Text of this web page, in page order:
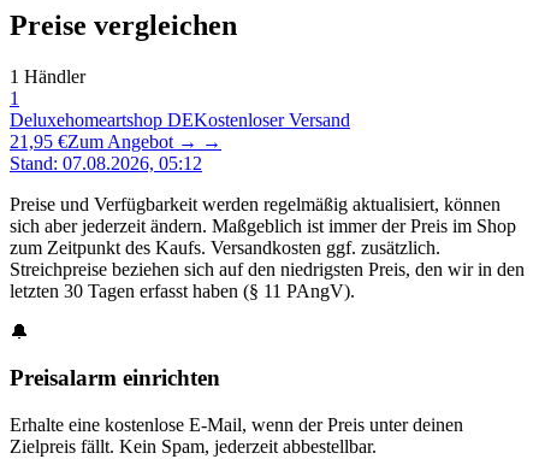
Preise vergleichen
1 Händler
1
Deluxehomeartshop DEKostenloser Versand
21,95 €Zum Angebot → →
Stand: 07.08.2026, 05:12
Preise und Verfügbarkeit werden regelmäßig aktualisiert, können
sich aber jederzeit ändern. Maßgeblich ist immer der Preis im Shop
zum Zeitpunkt des Kaufs. Versandkosten ggf. zusätzlich.
Streichpreise beziehen sich auf den niedrigsten Preis, den wir in den
letzten 30 Tagen erfasst haben (§ 11 PAngV).
🔔
Preisalarm einrichten
Erhalte eine kostenlose E-Mail, wenn der Preis unter deinen
Zielpreis fällt. Kein Spam, jederzeit abbestellbar.